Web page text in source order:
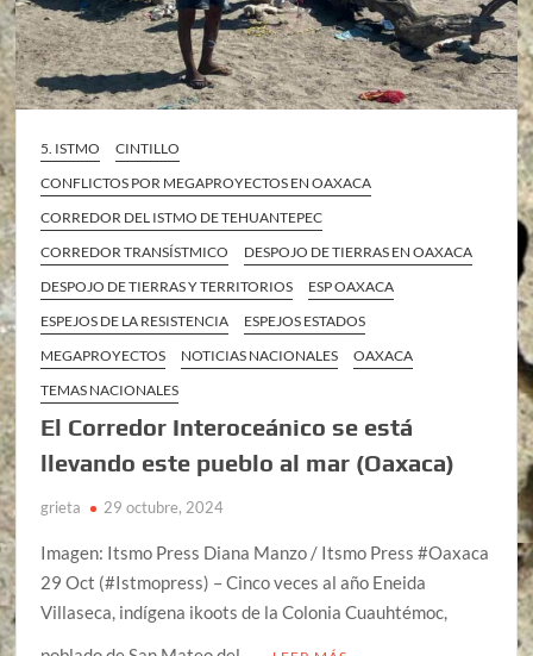
5. ISTMO
CINTILLO
CONFLICTOS POR MEGAPROYECTOS EN OAXACA
CORREDOR DEL ISTMO DE TEHUANTEPEC
CORREDOR TRANSÍSTMICO
DESPOJO DE TIERRAS EN OAXACA
DESPOJO DE TIERRAS Y TERRITORIOS
ESP OAXACA
ESPEJOS DE LA RESISTENCIA
ESPEJOS ESTADOS
MEGAPROYECTOS
NOTICIAS NACIONALES
OAXACA
TEMAS NACIONALES
El Corredor Interoceánico se está
llevando este pueblo al mar (Oaxaca)
grieta 29 octubre, 2024
Imagen: Itsmo Press Diana Manzo / Itsmo Press #Oaxaca
29 Oct (#Istmopress) – Cinco veces al año Eneida
Villaseca, indígena ikoots de la Colonia Cuauhtémoc,